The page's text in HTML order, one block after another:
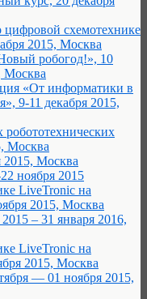
схемотехнике
2015, Москва
робогод!», 10
Москва
«От информатики в
9-11 декабря 2015,
Москва
2015, Москва
ноября 2015
LiveTronic на
2015, Москва
– 31 января 2016,
LiveTronic на
2015, Москва
— 01 ноября 2015,